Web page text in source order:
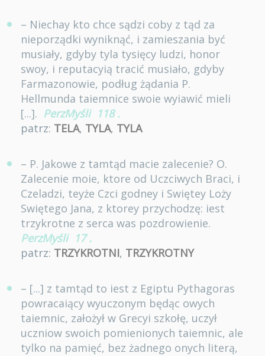
– Niechay kto chce sądzi coby z tąd za
nieporządki wyniknąć, i zamieszania być
musiały, gdyby tyla tysięcy ludzi, honor
swoy, i reputacyią tracić musiało, gdyby
Farmazonowie, podług żądania P.
Hellmunda taiemnice swoie wyiawić mieli
[...]. PerzMyśli 118 .
patrz: TELA, TYLA, TYLA
– P. Jakowe z tamtąd macie zalecenie? O.
Zalecenie moie, ktore od Uczciwych Braci, i
Czeladzi, teyże Czci godney i Swiętey Loży
Swiętego Jana, z ktorey przychodzę: iest
trzykrotne z serca was pozdrowienie.
PerzMyśli 17 .
patrz: TRZYKROTNI, TRZYKROTNY
– [...] z tamtąd to iest z Egiptu Pythagoras
powracaiący wyuczonym będąc owych
taiemnic, założył w Grecyi szkołę, uczył
uczniow swoich pomienionych taiemnic, ale
tylko na pamięć, bez żadnego onych literą,